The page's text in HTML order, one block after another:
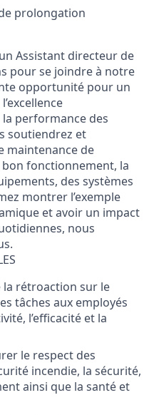
prolongation
Assistant directeur de
pour se joindre à notre
opportunité pour un
performance des
soutiendrez et
maintenance de
bon fonctionnement, la
des systèmes
montrer l’exemple
et avoir un impact
nous
la rétroaction sur le
tâches aux employés
l’efficacité et la
le respect des
incendie, la sécurité,
ainsi que la santé et